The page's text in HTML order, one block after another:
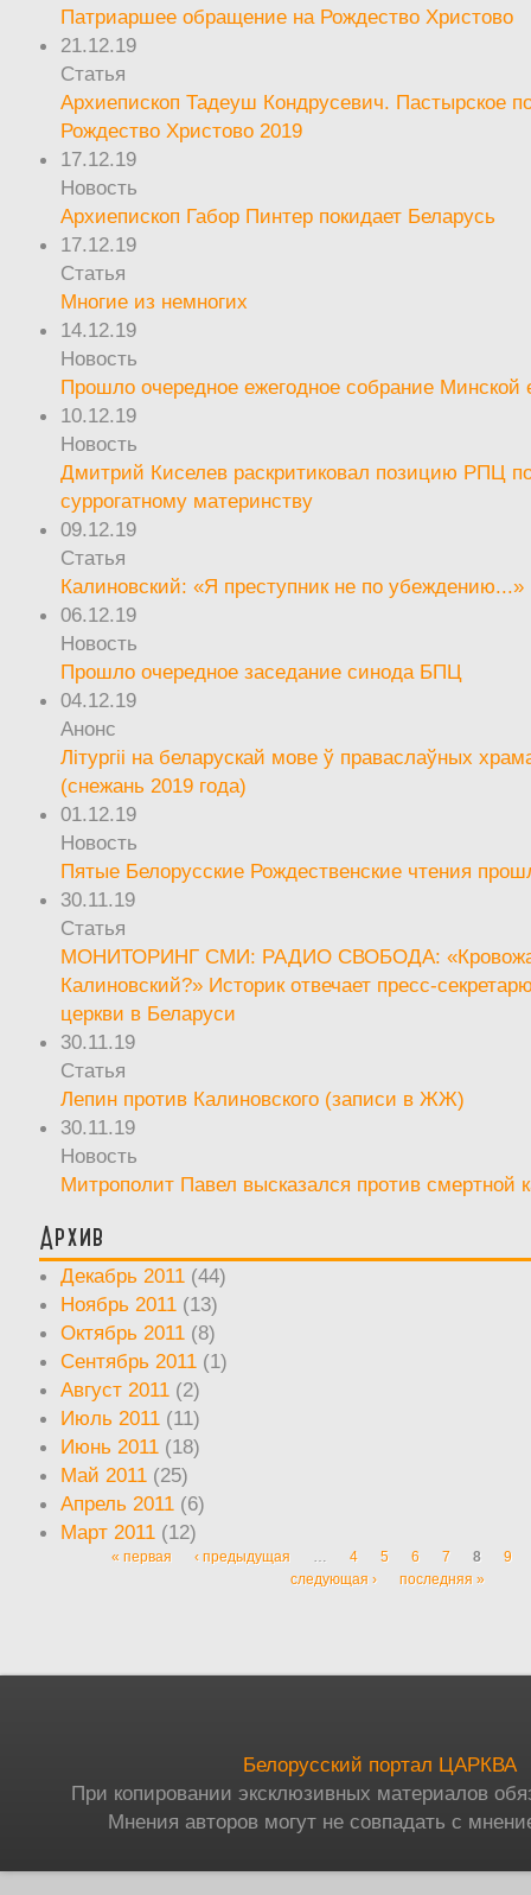
Патриаршее обращение на Рождество Христово
21.12.19
Статья
Архиепископ Тадеуш Кондрусевич. Пастырское
Рождество Христово 2019
17.12.19
Новость
Архиепископ Габор Пинтер покидает Беларусь
17.12.19
Статья
Многие из немногих
14.12.19
Новость
Прошло очередное ежегодное собрание
10.12.19
Новость
Дмитрий Киселев раскритиковал позицию РПЦ
суррогатному материнству
09.12.19
Статья
Калиновский: «Я преступник не по убеждению...»
06.12.19
Новость
Прошло очередное заседание синода БПЦ
04.12.19
Анонс
Літургіі на беларускай мове ў праваслаўных
(снежань 2019 года)
01.12.19
Новость
Пятые Белорусские Рождественские чтения
30.11.19
Статья
МОНИТОРИНГ СМИ: РАДИО СВОБОДА:
Калиновский?» Историк отвечает пресс-
церкви в Беларуси
30.11.19
Статья
Лепин против Калиновского (записи в ЖЖ)
30.11.19
Новость
Митрополит Павел высказался против смертной
Архив
Декабрь 2011 (44)
Ноябрь 2011 (13)
Октябрь 2011 (8)
Сентябрь 2011 (1)
Август 2011 (2)
Июль 2011 (11)
Июнь 2011 (18)
Май 2011 (25)
Апрель 2011 (6)
Март 2011 (12)
Страницы
« первая ‹ предыдущая … 4 5 6 7 8
9
следующая ›
последняя »
Белорусский портал ЦАРКВА
При копировании эксклюзивных материалов
Мнения авторов могут не совпадать с